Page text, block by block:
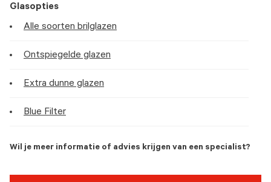
Glasopties
Alle soorten brilglazen
Ontspiegelde glazen
Extra dunne glazen
Blue Filter
Wil je meer informatie of advies krijgen van een specialist?